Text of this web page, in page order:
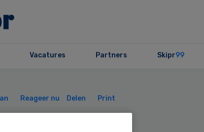
Vacatures Partners Skipr99
Reageer nu Delen Print